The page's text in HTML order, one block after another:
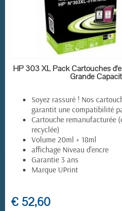
EN
HP 303 XL Pack Cartouches
Grande
Soyez rassuré ! Nos
garantit une compatibilité
Cartouche remanufacturée
recyclée)
Volume 20ml + 18ml
affichage Niveau d'encre
Garantie 3 ans
Marque UPrint
€ 52,60